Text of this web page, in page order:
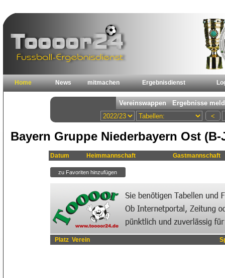
Home News mitmachen Ergebnisdienst
Bayern Gruppe Niederbayern Ost
Datum Heimmannschaft Gastmannschaft
Platz Verein